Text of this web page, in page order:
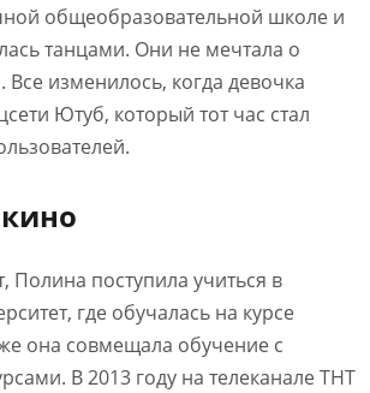
общеобразовательной школе и
танцами. Они не мечтала о
Все изменилось, когда девочка
Ютуб, который тот час стал
Полина поступила учиться в
где обучалась на курсе
она совмещала обучение с
В 2013 году на телеканале ТНТ